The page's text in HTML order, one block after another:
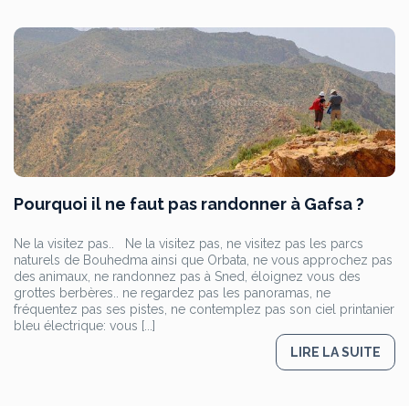
Pourquoi il ne faut pas randonner à Gafsa ?
Ne la visitez pas.. Ne la visitez pas, ne visitez pas les parcs
naturels de Bouhedma ainsi que Orbata, ne vous approchez pas
des animaux, ne randonnez pas à Sned, éloignez vous des
grottes berbères.. ne regardez pas les panoramas, ne
fréquentez pas ses pistes, ne contemplez pas son ciel printanier
bleu électrique: vous [...]
LIRE LA SUITE